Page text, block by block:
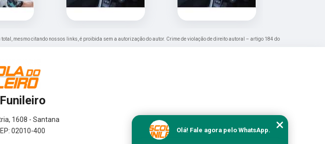
total, mesmo citando nossos links, é proibida sem a autorização do autor. Crime de violação de direito autoral – artigo 184 do
1608 - Santana
02010-400
Olá! Fale agora pelo WhatsApp.